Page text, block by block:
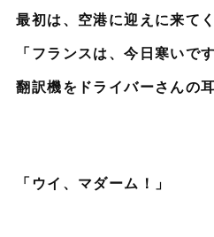
最初は、空港に迎えに来て
「フランスは、今日寒いで
翻訳機をドライバーさんの
「ウイ、マダーム！」